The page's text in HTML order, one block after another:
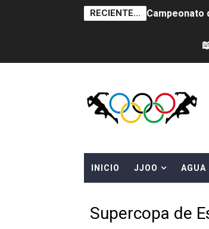
RECIENTE... Campeonato
Tour de
Women's Pro
Campeonato
Campeonato
Canadá Open
INICIO JJOO AGUA
Supercopa de